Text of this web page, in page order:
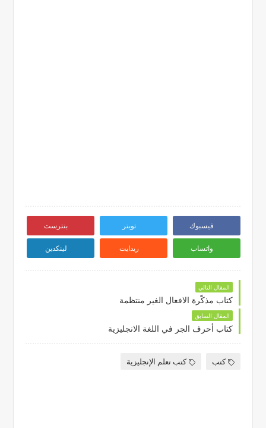
فيسبوك تويتر بنترست
واتساب ريدايت لينكدين
المقال التالي
كتاب مذكّرة الافعال الغير منتظمة
المقال السابق
كتاب أحرف الجر في اللغة الانجليزية
كتب كتب تعلم الإنجليزية